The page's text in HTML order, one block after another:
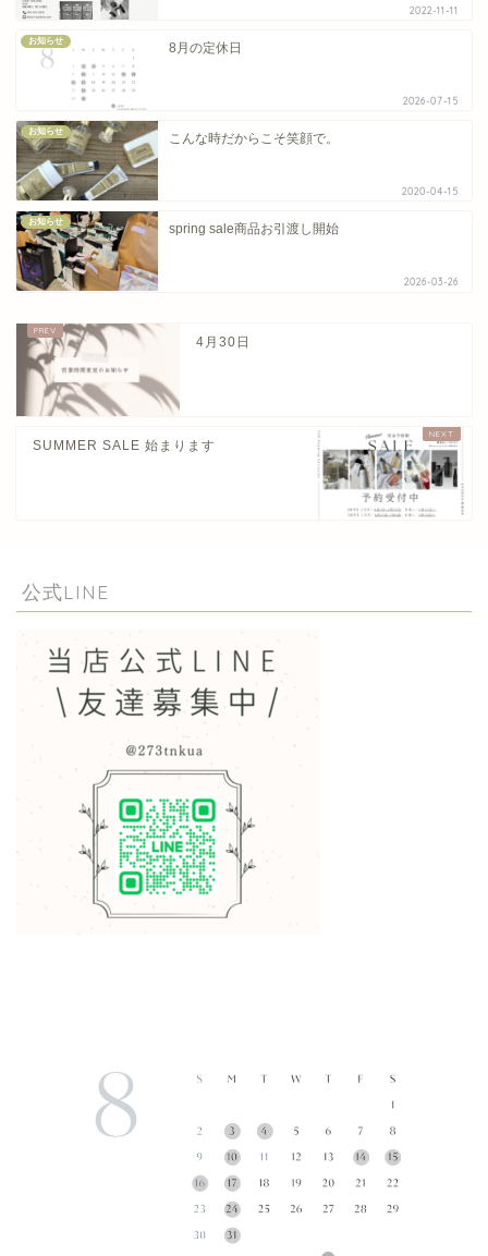
2022-11-11
お知らせ 8月の定休日
2026-07-15
お知らせ こんな時だからこそ笑顔で。
2020-04-15
お知らせ spring sale商品お引渡し開始
2026-03-26
4月30日
SUMMER SALE 始まります
公式LINE